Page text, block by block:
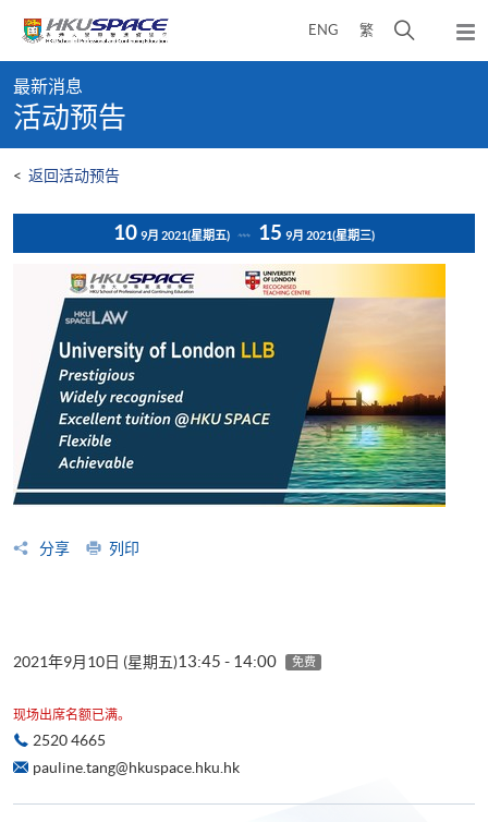
content
ENG 繁
开
弹
出
content
start
最新消息
活动预告
< 返回活动预告
10 9月 2021(星期五) 15 9月 2021(星期三)
分享 列印
2021年9月10日 (星期五)13:45 - 14:00 免费
现场出席名额已满。
2520 4665
pauline.tang@hkuspace.hku.hk